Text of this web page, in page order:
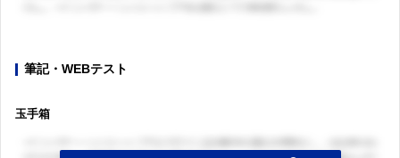
筆記・WEBテスト
玉手箱